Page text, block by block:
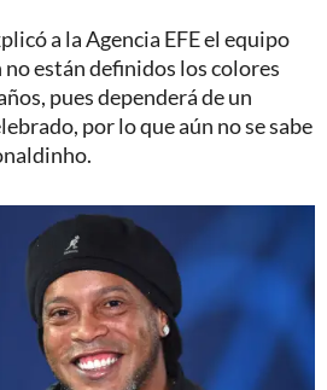
a la Agencia EFE el equipo
están definidos los colores
pues dependerá de un
por lo que aún no se sabe